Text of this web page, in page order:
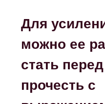
Для
можно ее
стать
прочесть с